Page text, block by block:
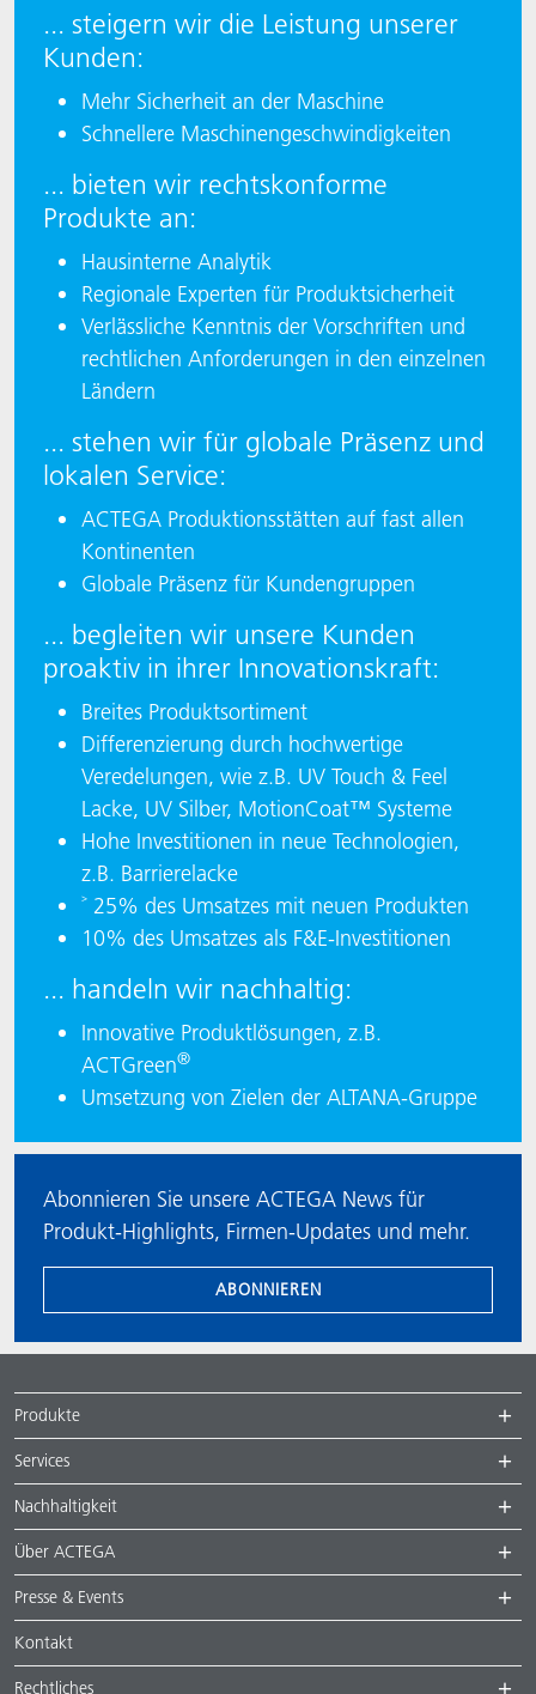
... steigern wir die Leistung unserer
Kunden:
Mehr Sicherheit an der Maschine
Schnellere Maschinengeschwindigkeiten
... bieten wir rechtskonforme
Produkte an:
Hausinterne Analytik
Regionale Experten für Produktsicherheit
Verlässliche Kenntnis der Vorschriften und
rechtlichen Anforderungen in den einzelnen
Ländern
... stehen wir für globale Präsenz und
lokalen Service:
ACTEGA Produktionsstätten auf fast allen
Kontinenten
Globale Präsenz für Kundengruppen
... begleiten wir unsere Kunden
proaktiv in ihrer Innovationskraft:
Breites Produktsortiment
Differenzierung durch hochwertige
Veredelungen, wie z.B. UV Touch & Feel
Lacke, UV Silber, MotionCoat™ Systeme
Hohe Investitionen in neue Technologien,
z.B. Barrierelacke
˃ 25% des Umsatzes mit neuen Produkten
10% des Umsatzes als F&E-Investitionen
... handeln wir nachhaltig:
Innovative Produktlösungen, z.B.
ACTGreen®
Umsetzung von Zielen der ALTANA-Gruppe
Abonnieren Sie unsere ACTEGA News für
Produkt-Highlights, Firmen-Updates und mehr.
ABONNIEREN
Produkte
Services
Nachhaltigkeit
Über ACTEGA
Presse & Events
Kontakt
Rechtliches